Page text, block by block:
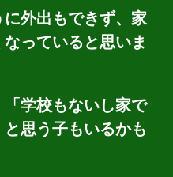
外出もできず、家
っていると思いま
学校もないし家で
思う子もいるかも